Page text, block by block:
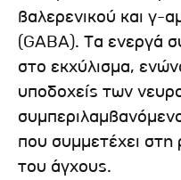
βαλερενικού και γ-
(GABA). Τα ενεργά
στο εκχύλισμα,
υποδοχείς των
που συμμετέχει
του άγχους.